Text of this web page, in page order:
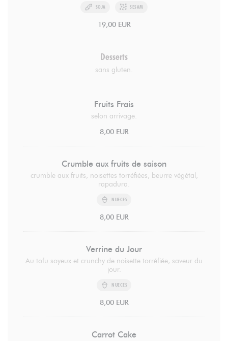
SOJA SESAM
19,00 EUR
Desserts
sans gluten.
Fruits Frais
selon arrivage.
8,00 EUR
Crumble aux fruits de saison
crumble aux fruits, noisettes torréfiées, beurre végétal,
rapadura.
NUECES
8,00 EUR
Verrine du Jour
Au tofu soyeux et crunchy de noisette torréfiée, saveur du
jour.
NUECES
8,00 EUR
Carrot Cake